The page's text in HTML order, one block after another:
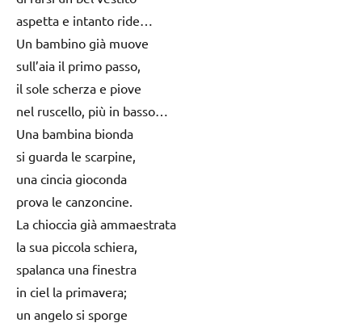
aspetta e intanto ride…
Un bambino già muove
sull’aia il primo passo,
il sole scherza e piove
nel ruscello, più in basso…
Una bambina bionda
si guarda le scarpine,
una cincia gioconda
prova le canzoncine.
La chioccia già ammaestrata
la sua piccola schiera,
spalanca una finestra
in ciel la primavera;
un angelo si sporge